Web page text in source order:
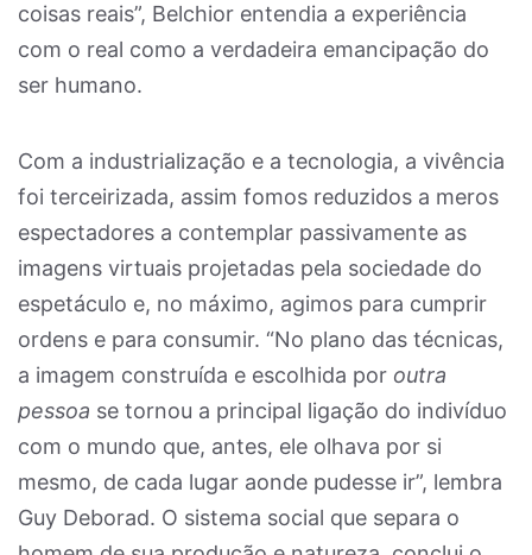
coisas reais”, Belchior entendia a experiência
com o real como a verdadeira emancipação do
ser humano.
Com a industrialização e a tecnologia, a vivência
foi terceirizada, assim fomos reduzidos a meros
espectadores a contemplar passivamente as
imagens virtuais projetadas pela sociedade do
espetáculo e, no máximo, agimos para cumprir
ordens e para consumir. “No plano das técnicas,
a imagem construída e escolhida por outra
pessoa se tornou a principal ligação do indivíduo
com o mundo que, antes, ele olhava por si
mesmo, de cada lugar aonde pudesse ir”, lembra
Guy Deborad. O sistema social que separa o